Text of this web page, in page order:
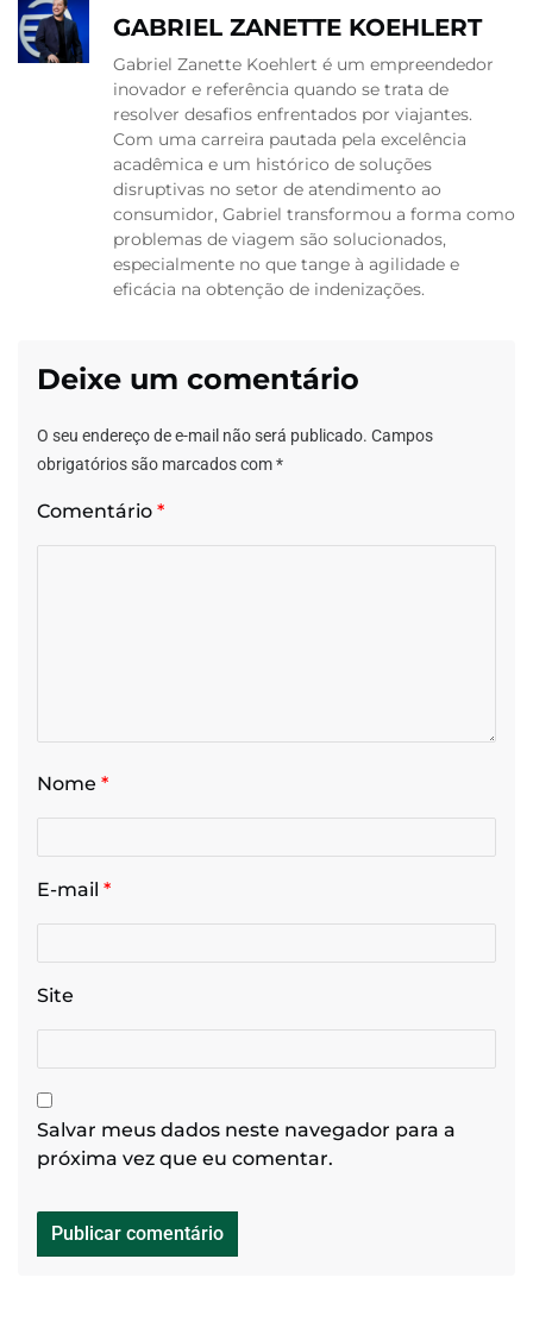
GABRIEL ZANETTE KOEHLERT
Gabriel Zanette Koehlert é um empreendedor
inovador e referência quando se trata de
resolver desafios enfrentados por viajantes.
Com uma carreira pautada pela excelência
acadêmica e um histórico de soluções
disruptivas no setor de atendimento ao
consumidor, Gabriel transformou a forma como
problemas de viagem são solucionados,
especialmente no que tange à agilidade e
eficácia na obtenção de indenizações.
Deixe um comentário
O seu endereço de e-mail não será publicado. Campos
obrigatórios são marcados com*
Comentário *
Nome *
E-mail *
Site
Salvar meus dados neste navegador para a
próxima vez que eu comentar.